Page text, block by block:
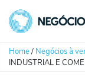
Home/ Negócios à
INDUSTRIAL E